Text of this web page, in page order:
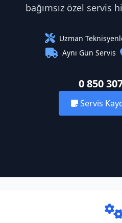
bağımsız özel servis
Uzman
Aynı Gün Servis
0 850
Servis